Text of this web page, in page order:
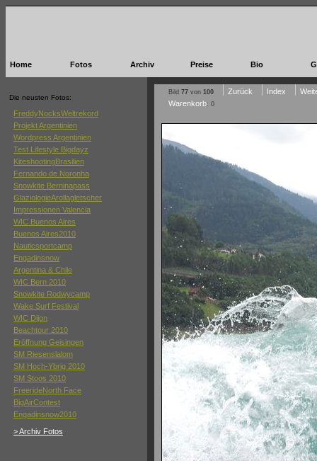
Home Fotos Archiv Preise Bio
Die neusten Fotos:
FreddyNocksWeltrekord
Projekt Argentinien
Wordpress Argentinien
Test Lifestyle Bigdayz
KiteshootingBrasilien
Fernando de Noronha
Snowkite Berninapass
GlaziologieArollagletscher
Impressionen Valencia
WIC Buenos Aires
Buenos Aires2010
Nauticsportcamp
Engadinsnow
Argentina & Chile
WIC Bern 2010
Snowkite Rodwycamp
Wake Surf Festival
WIC Dijon
Beachtour 2010
Eröffnung Geisingen
SM Riesenslalom
SM Hoch-Ybrig 2010
SM Stoos 2010
FreerideNorth Face
BigAirContest
Engadinsnow2010
> Archiv Fotos
Bild 77 von 100 Zurück Index
Warenkorb: 0